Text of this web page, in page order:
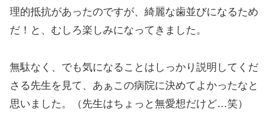
理的抵抗があったのですが、綺麗な歯並びになるため
だ！と、むしろ楽しみになってきました。
無駄なく、でも気になることはしっかり説明してくだ
さる先生を見て、あぁこの病院に決めてよかったなと
思いました。（先生はちょっと無愛想だけど…笑）